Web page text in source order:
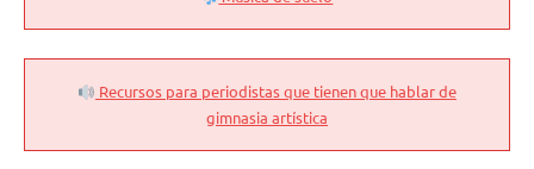
Recursos para periodistas que tienen que hablar de
gimnasia artística